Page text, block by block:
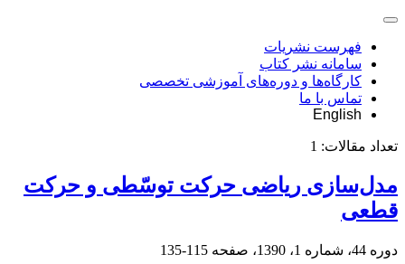
فهرست نشریات
سامانه نشر کتاب
کارگاه‌ها و دوره‌های آموزشی تخصصی
تماس با ما
English
تعداد مقالات: 1
مدل‌سازی ریاضی حرکت توسّطی و حرکت
قطعی
دوره 44، شماره 1، 1390، صفحه 115-135